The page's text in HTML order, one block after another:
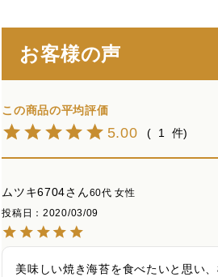
お客様の声
5.00 1
ムツキ6704 60代 女性
投稿日
2020/03/09
美味しい焼き海苔を食べたいと思い